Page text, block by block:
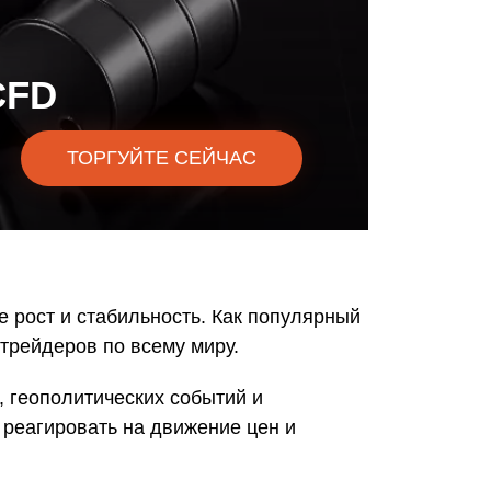
как
как
Fortescue
как
как
ТОРГУЙТЕ СЕЙЧАС
и стабильность. Как популярный
по всему миру.
событий и
на движение цен и